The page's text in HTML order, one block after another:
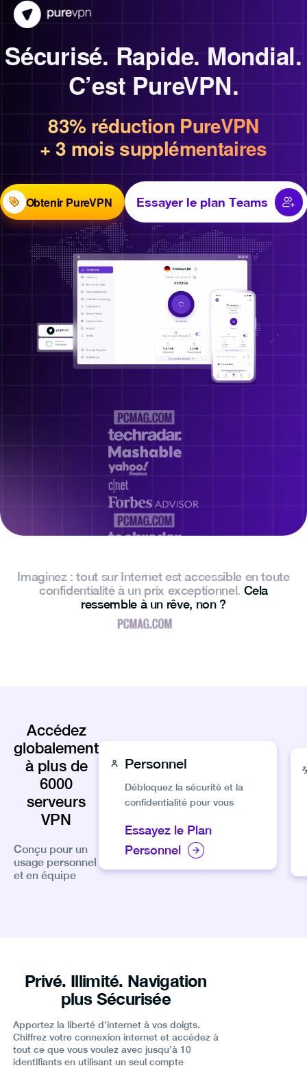
Sécurisé. Rapide. Mondial.
C’est PureVPN.
83% réduction PureVPN
+ 3 mois supplémentaires
Obtenir PureVPN Essayer le plan Teams
Imaginez : tout sur Internet est accessible en toute
confidentialité à un prix exceptionnel. Cela
ressemble à un rêve, non ?
Accédez
globalement
à plus de
6000
serveurs
VPN
Conçu pour un
usage personnel
et en équipe
Personnel
Débloquez la sécurité et la
confidentialité pour vous
Essayez le Plan
Personnel
Privé. Illimité. Navigation
plus Sécurisée
Apportez la liberté d’internet à vos doigts.
Chiffrez votre connexion internet et accédez à
tout ce que vous voulez avec jusqu’à 10
identifiants en utilisant un seul compte